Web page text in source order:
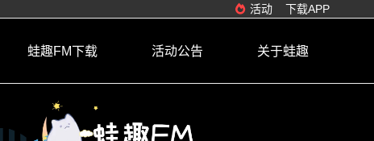
活动 下载APP
蛙趣FM下载 活动公告 关于蛙趣